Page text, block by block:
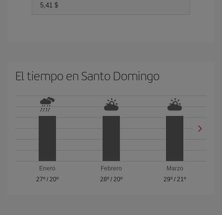
5,41 $
El tiempo en Santo Domingo
Enero
27º/ 20º
Febrero
28º/ 20º
Marzo
29º /21º